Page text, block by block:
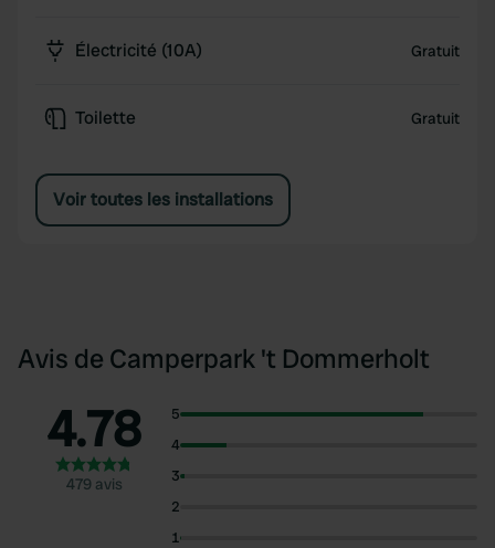
Électricité (10A) Gratuit
Toilette Gratuit
Voir toutes les installations
Avis de Camperpark 't Dommerholt
4.78
479 avis
5
4
3
2
1